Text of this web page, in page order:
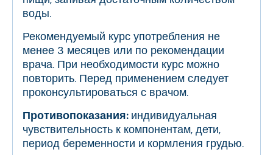
воды.
Рекомендуемый курс употребления не
менее 3 месяцев или по рекомендации
врача. При необходимости курс можно
повторить. Перед применением следует
проконсультироваться с врачом.
Противопоказания: индивидуальная
чувствительность к компонентам, дети,
период беременности и кормления грудью.